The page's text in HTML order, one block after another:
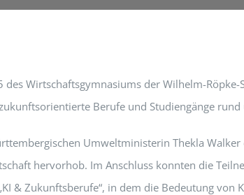
des Wirtschaftsgymnasiums der Wilhelm-
Berufe und Studiengänge
Umweltministerin Thekla
hervorhob. Im Anschluss konnten die
& Zukunftsberufe“, in dem die Bedeutung